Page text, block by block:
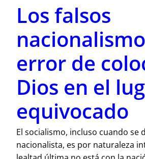
Los falsos
error de
Dios en el
equivocado
El socialismo, incluso cuando se
nacionalista, es por naturaleza